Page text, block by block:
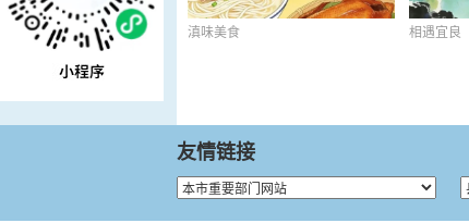
滇味美食
滇味美食 相遇宜良
友情链接